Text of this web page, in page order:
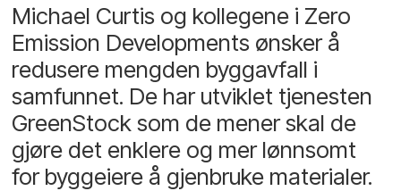
Michael Curtis og kollegene i Zero
Emission Developments ønsker å
redusere mengden byggavfall i
samfunnet. De har utviklet tjenesten
GreenStock som de mener skal de
gjøre det enklere og mer lønnsomt
for byggeiere å gjenbruke materialer.